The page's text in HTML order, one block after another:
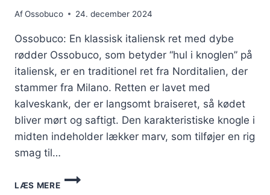
AfOssobuco 24. december 2024
Ossobuco: En klassisk italiensk ret med dybe
rødder Ossobuco, som betyder “hul i knoglen” på
italiensk, er en traditionel ret fra Norditalien, der
stammer fra Milano. Retten er lavet med
kalveskank, der er langsomt braiseret, så kødet
bliver mørt og saftigt. Den karakteristiske knogle i
midten indeholder lækker marv, som tilføjer en rig
smag til…
LÆS MERE
OSSOBUCO
I